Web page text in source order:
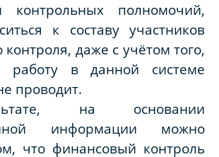
контрольных полномочий,
к составу участников
контроля, даже с учётом того,
работу в данной системе
проводит.
на основании
информации можно
что финансовый контроль